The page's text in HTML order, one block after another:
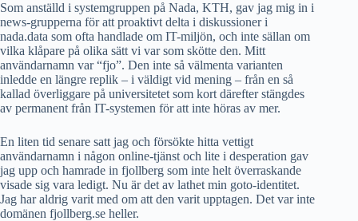
Som anställd i systemgruppen på Nada, KTH, gav jag mig in i
news-grupperna för att proaktivt delta i diskussioner i
nada.data som ofta handlade om IT-miljön, och inte sällan om
vilka klåpare på olika sätt vi var som skötte den. Mitt
användarnamn var “fjo”. Den inte så välmenta varianten
inledde en längre replik – i väldigt vid mening – från en så
kallad överliggare på universitetet som kort därefter stängdes
av permanent från IT-systemen för att inte höras av mer.
En liten tid senare satt jag och försökte hitta vettigt
användarnamn i någon online-tjänst och lite i desperation gav
jag upp och hamrade in fjollberg som inte helt överraskande
visade sig vara ledigt. Nu är det av lathet min goto-identitet.
Jag har aldrig varit med om att den varit upptagen. Det var inte
domänen fjollberg.se heller.